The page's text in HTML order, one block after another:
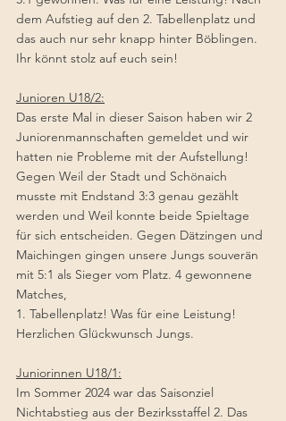
dem Aufstieg auf den 2. Tabellenplatz und
das auch nur sehr knapp hinter Böblingen.
Ihr könnt stolz auf euch sein!
Junioren U18/2:
Das erste Mal in dieser Saison haben wir 2
Juniorenmannschaften gemeldet und wir
hatten nie Probleme mit der Aufstellung!
Gegen Weil der Stadt und Schönaich
musste mit Endstand 3:3 genau gezählt
werden und Weil konnte beide Spieltage
für sich entscheiden. Gegen Dätzingen und
Maichingen gingen unsere Jungs souverän
mit 5:1 als Sieger vom Platz. 4 gewonnene
Matches,
1. Tabellenplatz! Was für eine Leistung!
Herzlichen Glückwunsch Jungs.
Juniorinnen U18/1:
Im Sommer 2024 war das Saisonziel
Nichtabstieg aus der Bezirksstaffel 2. Das